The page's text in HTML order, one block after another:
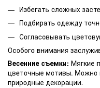
Избегать сложных
Подбирать одежду
Согласовывать
Особого внимания
Весенние съемки: Мягкие
цветочные мотивы. Можно
природные декорации.